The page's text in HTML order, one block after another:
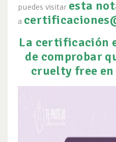
puedes visitar esta
a
La certificación
de comprobar
cruelty free